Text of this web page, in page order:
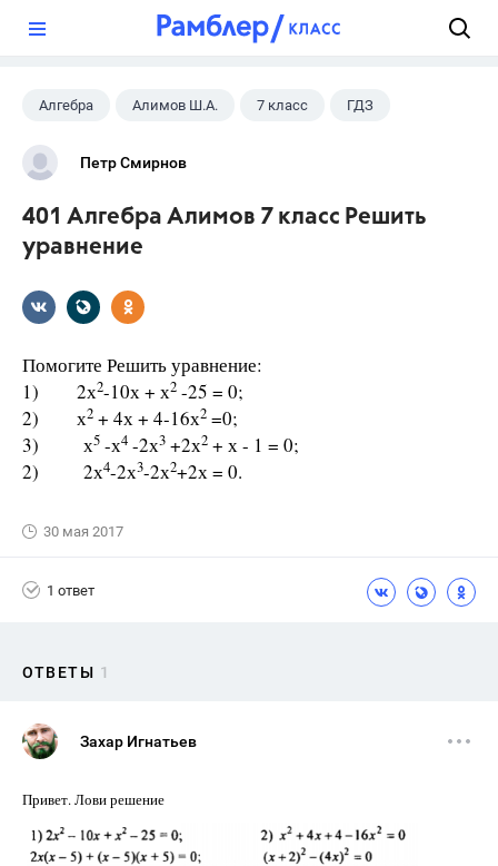
Алгебра Алимов Ш.А. 7 класс ГДЗ
Петр Смирнов
401 Алгебра Алимов 7 класс Решить
уравнение
Помогите Решить уравнение:
1) 2х2-10х + х2 -25 = 0;
2) х2 + 4х + 4-16х2 =0;
3) х5 -х4 -2х3 +2х2 + х - 1 = 0;
2) 2х4-2х3-2х2+2х = 0.
30 мая 2017
1 ответ
ОТВЕТЫ 1
Захар Игнатьев
Привет. Лови решение